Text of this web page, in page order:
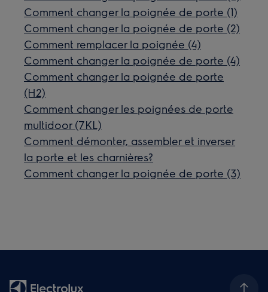
Comment changer la poignée de porte (1)
Comment changer la poignée de porte (2)
Comment remplacer la poignée (4)
Comment changer la poignée de porte (4)
Comment changer la poignée de porte
(H2)
Comment changer les poignées de porte
multidoor (7KL)
Comment démonter, assembler et inverser
la porte et les charnières?
Comment changer la poignée de porte (3)